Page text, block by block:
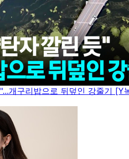
개구리밥으로 뒤덮인 강줄기 [Y